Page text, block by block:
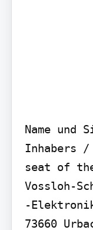
Name und
Inhabers /
seat of
Vossloh-
-
73660